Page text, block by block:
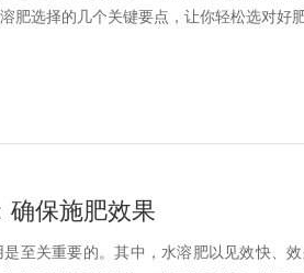
肥选择的几个关键要点，让你轻松选对好肥
确保施肥效果
至关重要的。其中，水溶肥以见效快、